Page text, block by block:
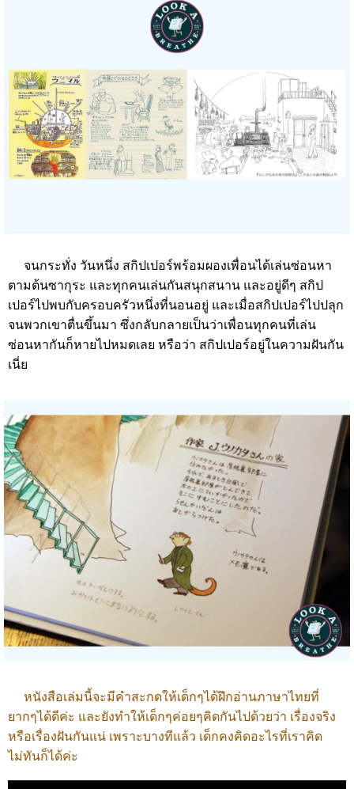
จนกระทั่ง วันหนึ่ง สกิปเปอร์พร้อมผองเพื่อนได้เล่นซ่อนหา
ตามต้นซากุระ และทุกคนเล่นกันสนุกสนาน และอยู่ดีๆ สกิป
เปอร์ไปพบกับครอบครัวหนึ่งที่นอนอยู่ และเมื่อสกิปเปอร์ไปปลุก
จนพวกเขาตื่นขึ้นมา ซึ่งกลับกลายเป็นว่าเพื่อนทุกคนที่เล่น
ซ่อนหากันก็หายไปหมดเลย หรือว่า สกิปเปอร์อยู่ในความฝันกัน
เนี่ย
หนังสือเล่มนี้จะมีคำสะกดให้เด็กๆได้ฝึกอ่านภาษาไทยที่
ยากๆได้ดีค่ะ และยังทำให้เด็กๆค่อยๆคิดกันไปด้วยว่า เรื่องจริง
หรือเรื่องฝันกันแน่ เพราะบางทีแล้ว เด็กคงคิดอะไรที่เราคิด
ไม่ทันก็ได้ค่ะ